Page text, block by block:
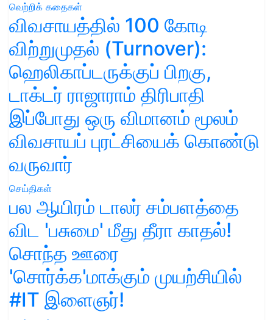
வெற்றிக் கதைகள்
விவசாயத்தில் 100 கோடி
விற்றுமுதல் (Turnover):
ஹெலிகாப்டருக்குப் பிறகு,
டாக்டர் ராஜாராம் திரிபாதி
இப்போது ஒரு விமானம் மூலம்
விவசாயப் புரட்சியைக் கொண்டு
வருவார்
செய்திகள்
பல ஆயிரம் டாலர் சம்பளத்தை
விட 'பசுமை' மீது தீரா காதல்!
சொந்த ஊரை
'சொர்க்க'மாக்கும் முயற்சியில்
#IT இளைஞர்!